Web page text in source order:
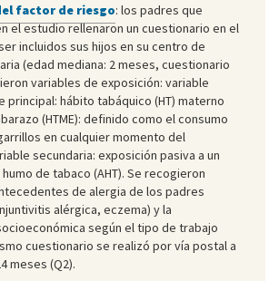
factor de riesgo: los padres que
el estudio rellenaron un cuestionario en el
incluidos sus hijos en su centro de
(edad mediana: 2 meses, cuestionario
variables de exposición: variable
principal: hábito tabáquico (HT) materno
(HTME): definido como el consumo
en cualquier momento del
secundaria: exposición pasiva a un
de tabaco (AHT). Se recogieron
de alergia de los padres
alérgica, eczema) y la
según el tipo de trabajo
cuestionario se realizó por vía postal a
meses (Q2).